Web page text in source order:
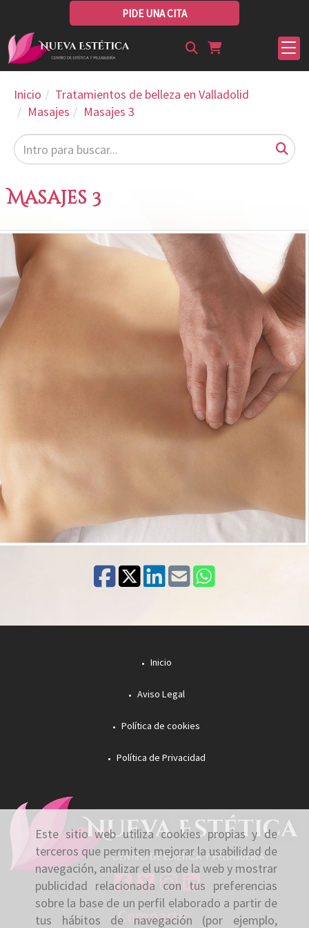
Este sitio web utiliza cookies propias y de
terceros que permiten mejorar la usabilidad de
navegación, analizar el uso de la web y mostrar
publicidad relacionada con tus preferencias
sobre la base de un perfil elaborado a partir de
tus hábitos de navegación (por ejemplo,
PIDE UNA CITA
Inicio
Tratamientos de belleza en Valladolid
Masajes
Masajes 3
Masajes 3
Inicio
Aviso Legal
Política de cookies
Política de Privacidad
Compartir: